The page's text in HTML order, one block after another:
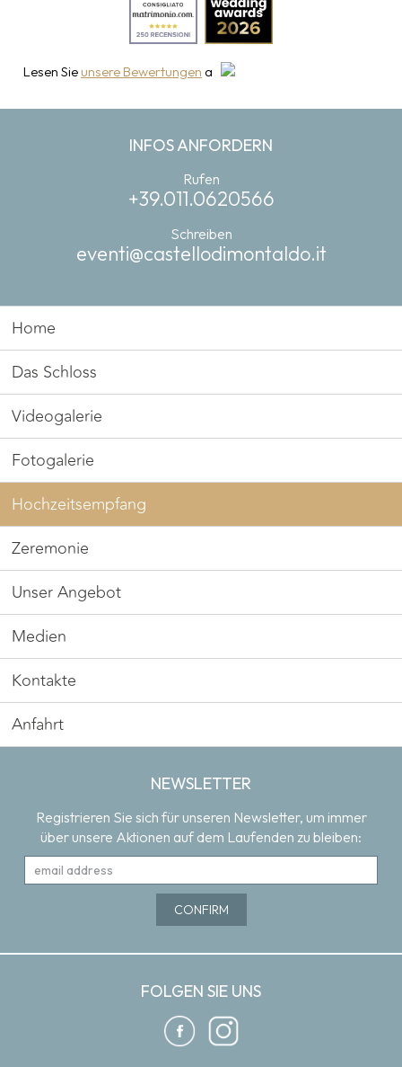
Lesen Sie unsere Bewertungen a
Home
Das Schloss
Videogalerie
Fotogalerie
Hochzeitsempfang
Zeremonie
Unser Angebot
Medien
Kontakte
Anfahrt
INFOS ANFORDERN
Rufen
+39.011.0620566
Schreiben
eventi@castellodimontaldo.it
NEWSLETTER
Registrieren Sie sich für unseren Newsletter, um immer
über unsere Aktionen auf dem Laufenden zu bleiben:
FOLGEN SIE UNS